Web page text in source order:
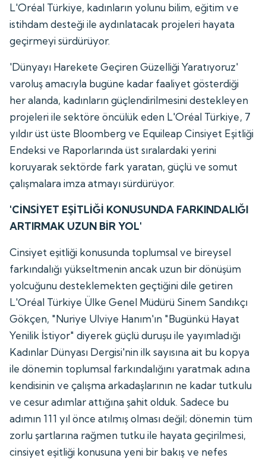
L'Oréal Türkiye, kadınların yolunu bilim, eğitim ve
istihdam desteği ile aydınlatacak projeleri hayata
geçirmeyi sürdürüyor.
'Dünyayı Harekete Geçiren Güzelliği Yaratıyoruz'
varoluş amacıyla bugüne kadar faaliyet gösterdiği
her alanda, kadınların güçlendirilmesini destekleyen
projeleri ile sektöre öncülük eden L'Oréal Türkiye, 7
yıldır üst üste Bloomberg ve Equileap Cinsiyet Eşitliği
Endeksi ve Raporlarında üst sıralardaki yerini
koruyarak sektörde fark yaratan, güçlü ve somut
çalışmalara imza atmayı sürdürüyor.
'CİNSİYET EŞİTLİĞİ KONUSUNDA FARKINDALIĞI
ARTIRMAK UZUN BİR YOL'
Cinsiyet eşitliği konusunda toplumsal ve bireysel
farkındalığı yükseltmenin ancak uzun bir dönüşüm
yolcuğunu desteklemekten geçtiğini dile getiren
L'Oréal Türkiye Ülke Genel Müdürü Sinem Sandıkçı
Gökçen, "Nuriye Ulviye Hanım'ın "Bugünkü Hayat
Yenilik İstiyor" diyerek güçlü duruşu ile yayımladığı
Kadınlar Dünyası Dergisi'nin ilk sayısına ait bu kopya
ile dönemin toplumsal farkındalığını yaratmak adına
kendisinin ve çalışma arkadaşlarının ne kadar tutkulu
ve cesur adımlar attığına şahit olduk. Sadece bu
adımın 111 yıl önce atılmış olması değil; dönemin tüm
zorlu şartlarına rağmen tutku ile hayata geçirilmesi,
cinsiyet eşitliği konusuna yeni bir bakış ve nefes